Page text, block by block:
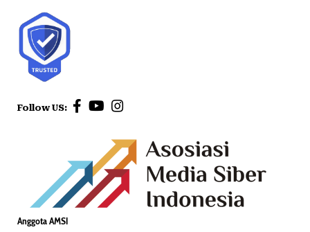
Follow US:
Anggota AMSI